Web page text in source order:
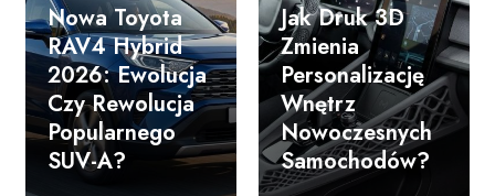
Nowa Toyota
RAV4 Hybrid
2026: Ewolucja
Czy Rewolucja
Popularnego
SUV-A?
Jak Druk 3D
Zmienia
Personalizację
Wnętrz
Nowoczesnych
Samochodów?